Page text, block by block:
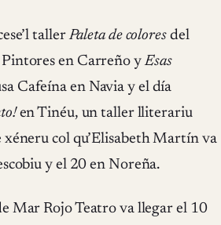
tallerPaleta de coloresdel
en Carreño yEsas
Cafeína en Navia y el día
en Tinéu, un taller lliterariu
xéneru col qu’Elisabeth Martín va
y el 20 en Noreña.
Mar Rojo Teatro va llegar el 10